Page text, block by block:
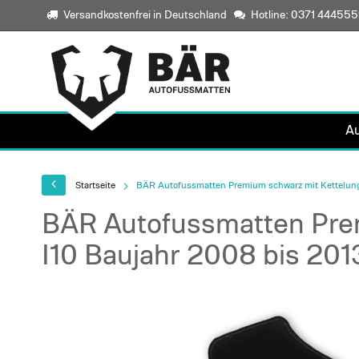
Versandkostenfrei in Deutschland Hotline: 0371
Startseite BÄR Autofussmatten Premium schwarz mit
BÄR Autofussmatten
I10 Baujahr 2008 bis